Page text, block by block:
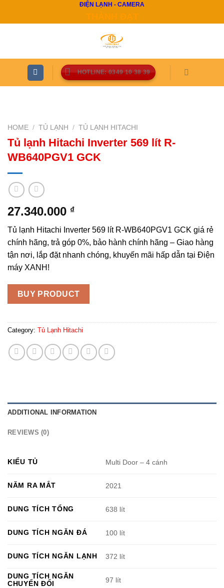
ĐIỆN LẠNH - CAMERA
HOTLINE: 0349 10 38 39
HOME / TỦ LẠNH / TỦ LẠNH HITACHI
Tủ lạnh Hitachi Inverter 569 lít R-
WB640PGV1 GCK
27.340.000 ₫
Tủ lạnh Hitachi Inverter 569 lít R-WB640PGV1 GCK giá rẻ
chính hãng, trả góp 0%, bảo hành chính hãng – Giao hàng
tận nơi, lắp đặt nhanh chóng, khuyến mãi hấp dẫn tại Điện
máy XANH!
BUY PRODUCT
Category: Tủ Lạnh Hitachi
ADDITIONAL INFORMATION
REVIEWS (0)
KIỂU TỦ Multi Door – 4 cánh
NĂM RA MẮT 2021
DUNG TÍCH TỔNG 638 lít
DUNG TÍCH NGĂN ĐÁ 100 lít
DUNG TÍCH NGĂN LẠNH 372 lít
DUNG TÍCH NGĂN
CHUYỂN ĐỔI
97 lít